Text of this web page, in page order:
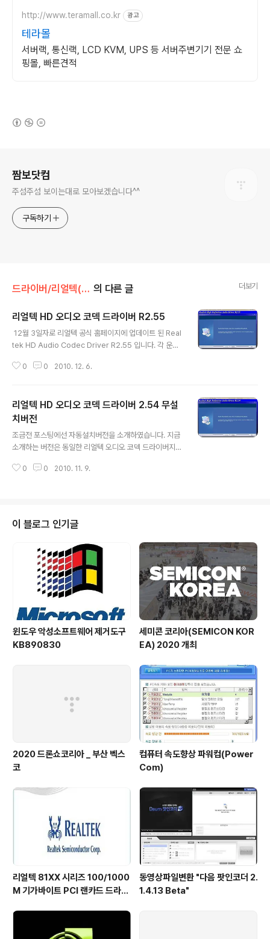
http://www.teramall.co.kr 광고
테라몰
서버랙, 통신랙, LCD KVM, UPS 등 서버주변기기 전문 쇼
핑몰, 빠른견적
짬보닷컴
주섬주섬 보이는대로 모아보겠습니다^^
구독하기
드라이버/리얼텍(Realtek) 의 다른 글 더보기
리얼텍 HD 오디오 코덱 드라이버 R2.55
12월 3일자로 리얼텍 공식 홈페이지에 업데이트 된 Real
tek HD Audio Codec Driver R2.55 입니다. 각 운영
본인 PC의 운영체제와 지원가능한 모델을 확인하고 설치
으로 PC에 필요한 설치파일들의 정보가 남겨지는 버전이
며, 무설치 버전은 압축파일로 되어 있어 제어판의 장치관
리자 업데이트를 이용하여 .inf파일을 수동으로 설정하여
드라이버를 잡아주셔야 합니다. 번거로운 대신에 컴퓨터에
불필요한 파일 및 정보들이 남지 않고, USB등과 같은 이동
식디스크에 저장하여 필요시 설치할 수 있다는 장점이 있
0 0 2010. 12. 6.
리얼텍 HD 오디오 코덱 드라이버 2.54 무설
치버전
조금전 포스팅에선 자동설치버전을 소개하였습니다. 지금
소개하는 버전은 동일한 리얼텍 오디오 코덱 드라이버지만
파일을 이용하여 바로 사용이 가능하게끔 하는 무설치버전
버 업데이트를 수동으로 하셔야 합니다. 보통은 .inf파일이
드라이버 파일로 이 파일을 지정하여 설치하시면 됩니다.
또 드라이버 폴더만 선택하면 자동으로 해당파일을 검색하
여 설정하기때문에 큰 문제는 없습니다. 해당 버전에 대한
자세한 내용은 이전에 포스팅한 자동설치 버전을 참고하시
기 바랍니다. 2010/11/09 - [드라이버/..
0 0 2010. 11. 9.
이 블로그 인기글
윈도우 악성소프트웨어 제거도구
KB890830
세미콘 코리아(SEMICON KOR
EA) 2020 개최
2020 드론쇼코리아 _ 부산 벡스
코
컴퓨터 속도향상 파워컴(Power
Com)
리얼텍 81XX 시리즈 100/1000
M 기가바이트 PCI 랜카드 드라이
동영상파일변환 "다음 팟인코더 2.
1.4.13 Beta"